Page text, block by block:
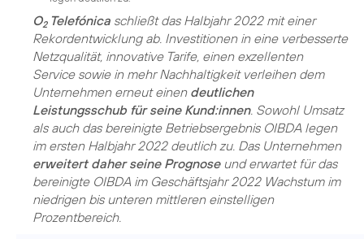
O2Telefónica schließt das Halbjahr 2022 mit einer
Rekordentwicklung ab. Investitionen in eine verbesserte
Netzqualität, innovative Tarife, einen exzellenten
Service sowie in mehr Nachhaltigkeit verleihen dem
Unternehmen erneut einen deutlichen
Leistungsschub für seine Kund:innen. Sowohl Umsatz
als auch das bereinigte Betriebsergebnis OIBDA legen
im ersten Halbjahr 2022 deutlich zu. Das Unternehmen
erweitert daher seine Prognoseund erwartet für das
bereinigte OIBDA im Geschäftsjahr 2022 Wachstum im
niedrigen bis unteren mittleren einstelligen
Prozentbereich.